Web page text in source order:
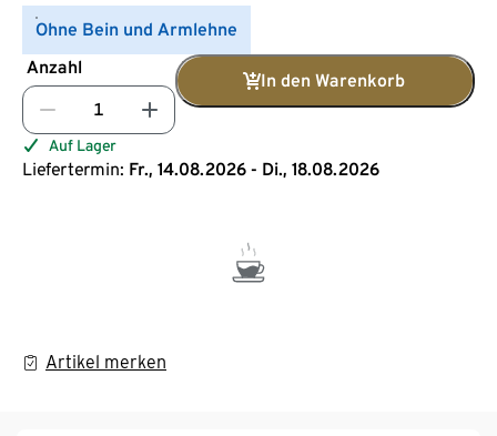
Ohne Bein und Armlehne
Anzahl
In den Warenkorb
Auf Lager
Liefertermin: Fr., 14.08.2026 - Di., 18.08.2026
Artikel merken